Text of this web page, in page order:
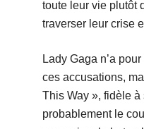
toute leur vie plutôt
traverser leur crise
Lady Gaga n’a
ces accusations,
This Way », fidèle
probablement le